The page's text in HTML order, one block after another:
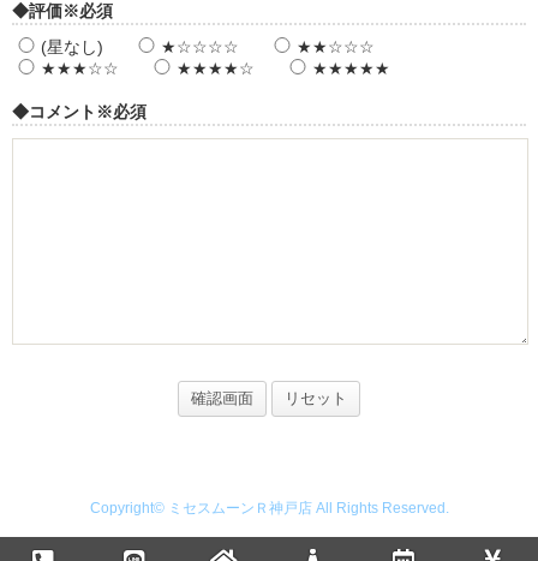
◆評価※必須
(星なし)
★☆☆☆☆
★★☆☆☆
★★★☆☆
★★★★☆ ★★★★★
◆コメント ※必須
Copyright© ミセスムーンＲ神戸店 All Rights Reserved.